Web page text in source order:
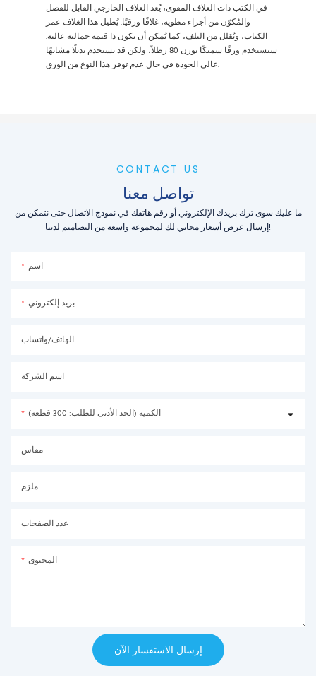
في الكتب ذات الغلاف المقوى، يُعد الغلاف الخارجي القابل للفصل
والمُكوّن من أجزاء مطوية، غلافًا ورقيًا. يُطيل هذا الغلاف عمر
الكتاب، ويُقلل من التلف، كما يُمكن أن يكون ذا قيمة جمالية عالية.
سنستخدم ورقًا سميكًا بوزن 80 رطلاً، ولكن قد نستخدم بديلًا مشابهًا
عالي الجودة في حال عدم توفر هذا النوع من الورق.
CONTACT US
تواصل معنا
ما عليك سوى ترك بريدك الإلكتروني أو رقم هاتفك في نموذج الاتصال حتى نتمكن من
إرسال عرض أسعار مجاني لك لمجموعة واسعة من التصاميم لدينا!
اسم
بريد إلكتروني
الهاتف/واتساب
اسم الشركة
الكمية (الحد الأدنى للطلب: 300 قطعة)
مقاس
ملزم
عدد الصفحات
المحتوى
إرسال الاستفسار الآن